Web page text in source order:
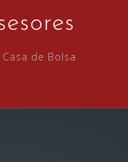
de Bolsa